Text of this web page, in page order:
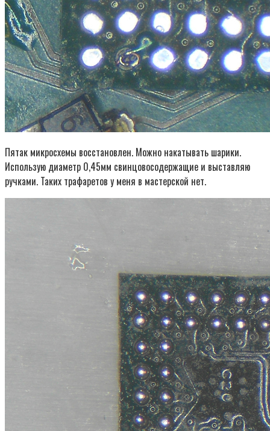
Пятак микросхемы восстановлен. Можно накатывать шарики.
Использую диаметр 0,45мм свинцовосодержащие и выставляю
ручками. Таких трафаретов у меня в мастерской нет.